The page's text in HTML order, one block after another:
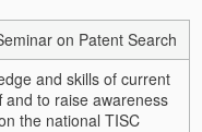
on Patent Search
and skills of current
and to raise awareness
the national TISC